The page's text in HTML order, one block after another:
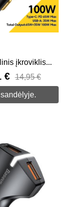
įkroviklis...
€ 14,95 €